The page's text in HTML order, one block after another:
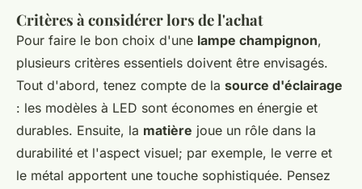
Critères à considérer lors de l'achat
Pour faire le bon choix d'une lampe champignon,
plusieurs critères essentiels doivent être envisagés.
Tout d'abord, tenez compte de la source d'éclairage
: les modèles à LED sont économes en énergie et
durables. Ensuite, la matière joue un rôle dans la
durabilité et l'aspect visuel; par exemple, le verre et
le métal apportent une touche sophistiquée. Pensez